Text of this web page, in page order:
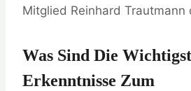
Mitglied Reinhard Trautmann
Was Sind Die
Erkenntnisse Zum